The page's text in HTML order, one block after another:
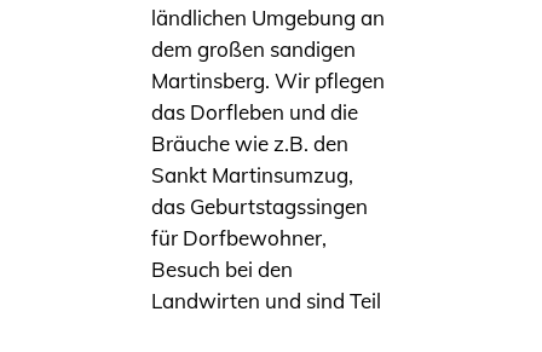
ländlichen Umgebung an
dem großen sandigen
Martinsberg. Wir pflegen
das Dorfleben und die
Bräuche wie z.B. den
Sankt Martinsumzug,
das Geburtstagssingen
für Dorfbewohner,
Besuch bei den
Landwirten und sind Teil